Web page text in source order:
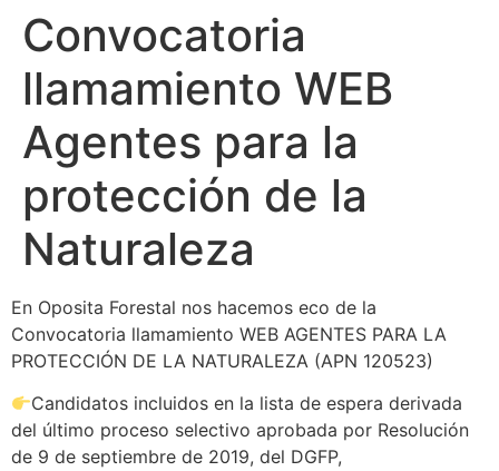
Convocatoria
llamamiento WEB
Agentes para la
protección de la
Naturaleza
En Oposita Forestal nos hacemos eco de la
Convocatoria llamamiento WEB AGENTES PARA LA
PROTECCIÓN DE LA NATURALEZA (APN 120523)
Candidatos incluidos en la lista de espera derivada
del último proceso selectivo aprobada por Resolución
de 9 de septiembre de 2019, del DGFP,